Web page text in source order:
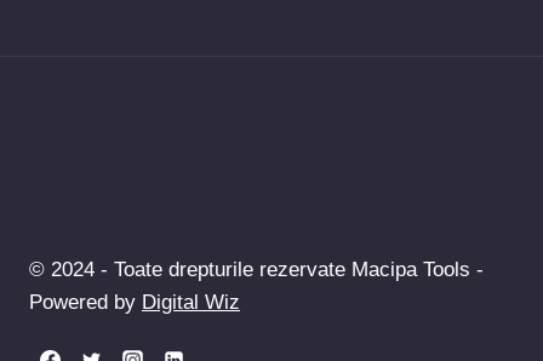
© 2024 - Toate drepturile rezervate Macipa Tools -
Powered by Digital Wiz